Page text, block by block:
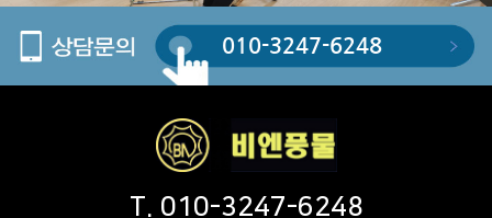
010-3247-6248
T. 010-3247-6248